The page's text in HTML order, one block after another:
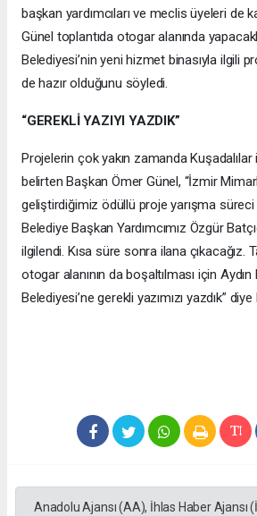
başkan yardımcıları ve meclis üyeleri de
Günel toplantıda otogar alanında
Belediyesi’nin yeni hizmet binasıyla ilgili
de hazır olduğunu söyledi.
“GEREKLİ YAZIYI YAZDIK”
Projelerin çok yakın zamanda Kuşadalılar
belirten Başkan Ömer Günel, “İzmir
geliştirdiğimiz ödüllü proje yarışma süreci
Belediye Başkan Yardımcımız Özgür
ilgilendi. Kısa süre sonra ilana çıkacağız.
otogar alanının da boşaltılması için
Belediyesi’ne gerekli yazımızı yazdık”
Anadolu Ajansı (AA), İhlas Haber Ajansı